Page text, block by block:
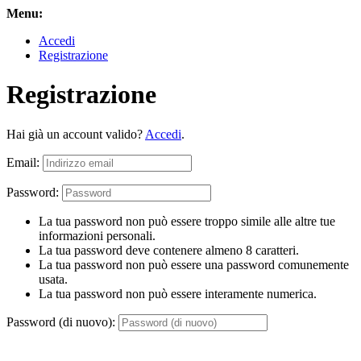
Menu:
Accedi
Registrazione
Registrazione
Hai già un account valido? Accedi.
Email:
Password:
La tua password non può essere troppo simile alle altre tue
informazioni personali.
La tua password deve contenere almeno 8 caratteri.
La tua password non può essere una password comunemente
usata.
La tua password non può essere interamente numerica.
Password (di nuovo):